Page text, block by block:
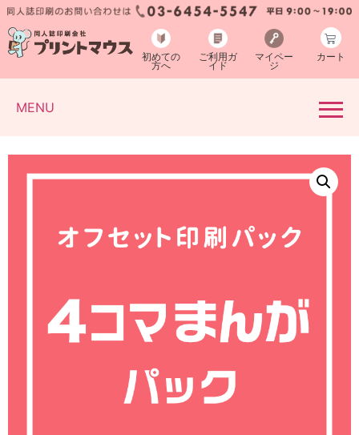
初めての
方へ
ご利用ガ
イド
マイペー
ジ
カート
MENU